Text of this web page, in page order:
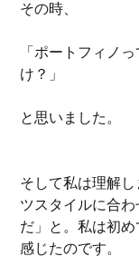
その時、
「ポートフィノ
け？」
と思いました。
そして私は理解
ツスタイルに合
だ」と。私は初
感じたのです。